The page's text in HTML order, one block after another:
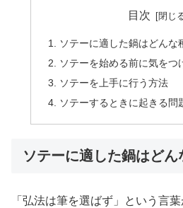
目次
ソテーに適した鍋はどんな
ソテーを始める前に気をつ
ソテーを上手に行う方法
ソテーするときに起きる問
ソテーに適した鍋はどん
「弘法は筆を選ばず」という言